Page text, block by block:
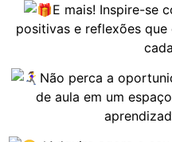
E mais! Inspire-se
positivas e reflexões
Não perca a
de aula em um